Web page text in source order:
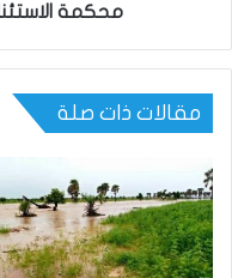
محكمة
مقالات ذات صلة